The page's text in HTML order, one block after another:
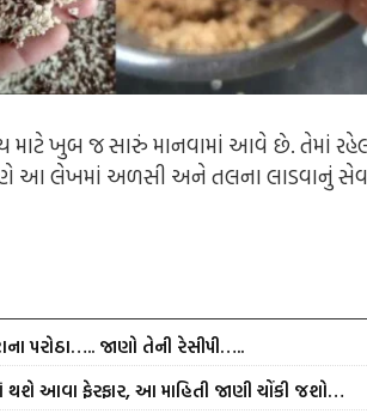
ખુબ જ સારું માનવામાં આવે છે. તેમાં રહેલ
આ લેખમાં અળસી અને તલના લાડવાનું
પરોઠા….. જાણો તેની રેસીપી…..
થશે આવા ફેરફાર, આ માહિતી જાણી ચોંકી જશો…